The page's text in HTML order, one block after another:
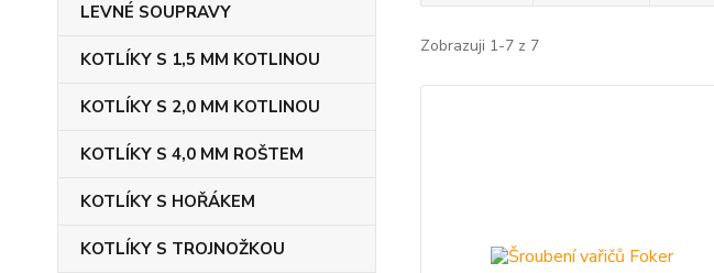
LEVNÉ SOUPRAVY
KOTLÍKY S 1,5 MM KOTLINOU
KOTLÍKY S 2,0 MM KOTLINOU
KOTLÍKY S 4,0 MM ROŠTEM
KOTLÍKY S HOŘÁKEM
KOTLÍKY S TROJNOŽKOU
Zobrazuji 1-7 z 7